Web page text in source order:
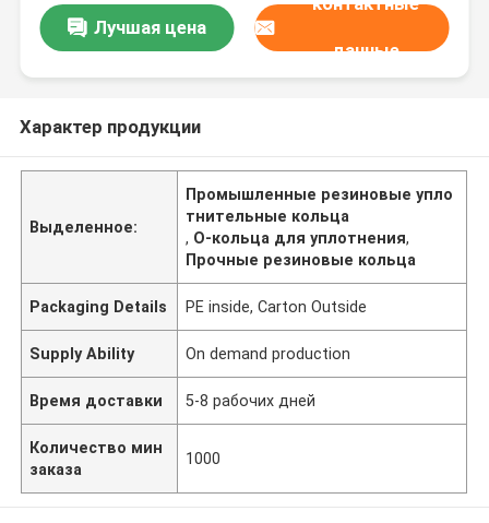
Лучшая цена
данные
Характер продукции
Выделенное:
Промышленные резиновые упло
тнительные кольца
, О-кольца для уплотнения,
Прочные резиновые кольца
Packaging Details PE inside, Carton Outside
Supply Ability On demand production
Время доставки 5-8 рабочих дней
Количество мин
заказа
1000